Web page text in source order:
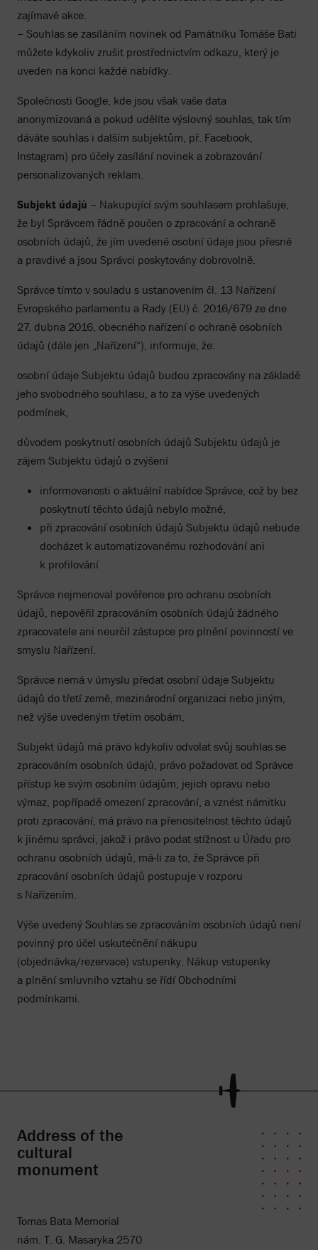
zajímavé akce.
– Souhlas se zasíláním novinek od Památníku Tomáše Bati
můžete kdykoliv zrušit prostřednictvím odkazu, který je
uveden na konci každé nabídky.
Společnosti Google, kde jsou však vaše data
anonymizovaná a pokud udělíte výslovný souhlas, tak tím
dáváte souhlas i dalším subjektům, př. Facebook,
Instagram) pro účely zasílání novinek a zobrazování
personalizovaných reklam.
Subjekt údajů – Nakupující svým souhlasem prohlašuje,
že byl Správcem řádně poučen o zpracování a ochraně
osobních údajů, že jím uvedené osobní údaje jsou přesné
a pravdivé a jsou Správci poskytovány dobrovolně.
Správce tímto v souladu s ustanovením čl. 13 Nařízení
Evropského parlamentu a Rady (EU) č. 2016/679 ze dne
27. dubna 2016, obecného nařízení o ochraně osobních
údajů (dále jen „Nařízení“), informuje, že:
osobní údaje Subjektu údajů budou zpracovány na základě
jeho svobodného souhlasu, a to za výše uvedených
podmínek,
důvodem poskytnutí osobních údajů Subjektu údajů je
zájem Subjektu údajů o zvýšení
informovanosti o aktuální nabídce Správce, což by bez
poskytnutí těchto údajů nebylo možné,
při zpracování osobních údajů Subjektu údajů nebude
docházet k automatizovanému rozhodování ani
k profilování
Správce nejmenoval pověřence pro ochranu osobních
údajů, nepověřil zpracováním osobních údajů žádného
zpracovatele ani neurčil zástupce pro plnění povinností ve
smyslu Nařízení.
Správce nemá v úmyslu předat osobní údaje Subjektu
údajů do třetí země, mezinárodní organizaci nebo jiným,
než výše uvedeným třetím osobám,
Subjekt údajů má právo kdykoliv odvolat svůj souhlas se
zpracováním osobních údajů, právo požadovat od Správce
přístup ke svým osobním údajům, jejich opravu nebo
výmaz, popřípadě omezení zpracování, a vznést námitku
proti zpracování, má právo na přenositelnost těchto údajů
k jinému správci, jakož i právo podat stížnost u Úřadu pro
ochranu osobních údajů, má-li za to, že Správce při
zpracování osobních údajů postupuje v rozporu
s Nařízením.
Výše uvedený Souhlas se zpracováním osobních údajů není
povinný pro účel uskutečnění nákupu
(objednávka/rezervace) vstupenky. Nákup vstupenky
a plnění smluvního vztahu se řídí Obchodními
podmínkami.
Address of the
cultural
monument
Tomas Bata Memorial
nám. T. G. Masaryka 2570